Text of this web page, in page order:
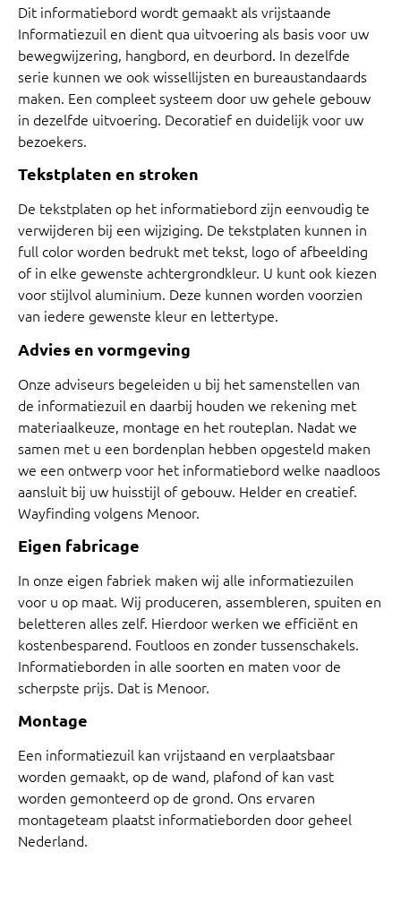
Dit informatiebord wordt gemaakt als vrijstaande
Informatiezuil en dient qua uitvoering als basis voor uw
bewegwijzering, hangbord, en deurbord. In dezelfde
serie kunnen we ook wissellijsten en bureaustandaards
maken. Een compleet systeem door uw gehele gebouw
in dezelfde uitvoering. Decoratief en duidelijk voor uw
bezoekers.
Tekstplaten en stroken
De tekstplaten op het informatiebord zijn eenvoudig te
verwijderen bij een wijziging. De tekstplaten kunnen in
full color worden bedrukt met tekst, logo of afbeelding
of in elke gewenste achtergrondkleur. U kunt ook kiezen
voor stijlvol aluminium. Deze kunnen worden voorzien
van iedere gewenste kleur en lettertype.
Advies en vormgeving
Onze adviseurs begeleiden u bij het samenstellen van
de informatiezuil en daarbij houden we rekening met
materiaalkeuze, montage en het routeplan. Nadat we
samen met u een bordenplan hebben opgesteld maken
we een ontwerp voor het informatiebord welke naadloos
aansluit bij uw huisstijl of gebouw. Helder en creatief.
Wayfinding volgens Menoor.
Eigen fabricage
In onze eigen fabriek maken wij alle informatiezuilen
voor u op maat. Wij produceren, assembleren, spuiten en
beletteren alles zelf. Hierdoor werken we efficiënt en
kostenbesparend. Foutloos en zonder tussenschakels.
Informatieborden in alle soorten en maten voor de
scherpste prijs. Dat is Menoor.
Montage
Een informatiezuil kan vrijstaand en verplaatsbaar
worden gemaakt, op de wand, plafond of kan vast
worden gemonteerd op de grond. Ons ervaren
montageteam plaatst informatieborden door geheel
Nederland.